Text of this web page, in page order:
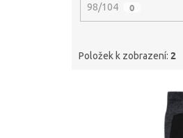
98/104 0
Položek k zobrazení: 2